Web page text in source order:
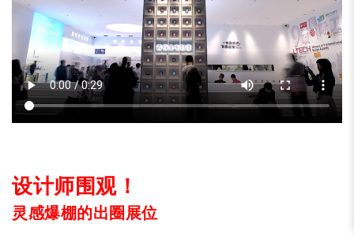
设计师围观！
灵感爆棚的出圈展位